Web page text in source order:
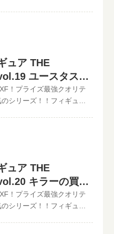
封）ご入力いただけます。
取査定が可能です。とい
ン情報
宅配キット申し込みフォ
いまるから送料無料の宅
ルに商品を詰めて、送る
お売りになりたいものが
、日本全国どこからでも
格の振込手数料など全て
に具体的な金額が分かりま
定が可能です。といま
情報
在、各買取価格表の更新
、ご依頼頂いた買取査定
査定致しますのでご安心
ィギュア THE
ファルガー・ロー現在の買
場合）◆◆◆◆◆◆◆◆◆◆◆
アの最新買取価格はコチ
したら、無料宅配キット
ください。といまるから
ら、ダンボールに商品を
ることなく、お売りにな
取可能地域は、日本全国
！買取査定価格の振込手
ード入力で更に具体的な金
ュア THE
ユースタス・
買取価格
！プライズ最強クオリテ
シリーズ！！フィギュア
在、各買取価格表の更新
、ご依頼頂いた買取査定
査定致しますのでご安心
ィギュア THE
スタス・キャプテン・キッ
開封の場合）
ンピースDXフィギュ
ュア THE
キラーの買取
！プライズ最強クオリテ
シリーズ！！フィギュア